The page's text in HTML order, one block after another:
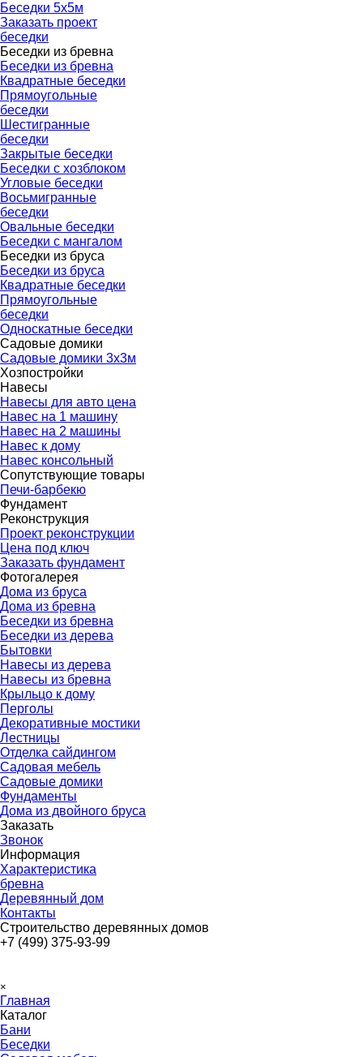
Беседки 5х5м
Заказать проект
беседки
Беседки из бревна
Беседки из бревна
Квадратные беседки
Прямоугольные
беседки
Шестигранные
беседки
Закрытые беседки
Беседки с хозблоком
Угловые беседки
Восьмигранные
беседки
Овальные беседки
Беседки с мангалом
Беседки из бруса
Беседки из бруса
Квадратные беседки
Прямоугольные
беседки
Односкатные беседки
Садовые домики
Садовые домики 3х3м
Хозпостройки
Навесы
Навесы для авто цена
Навес на 1 машину
Навес на 2 машины
Навес к дому
Навес консольный
Сопутствующие товары
Печи-барбекю
Фундамент
Реконструкция
Проект реконструкции
Цена под ключ
Заказать фундамент
Фотогалерея
Дома из бруса
Дома из бревна
Беседки из бревна
Беседки из дерева
Бытовки
Навесы из дерева
Навесы из бревна
Крыльцо к дому
Перголы
Декоративные мостики
Лестницы
Отделка сайдингом
Садовая мебель
Садовые домики
Фундаменты
Дома из двойного бруса
Заказать
Звонок
Информация
Характеристика
бревна
Деревянный дом
Контакты
Строительство деревянных домов
+7 (499) 375-93-99
×
Главная
Каталог
Бани
Беседки